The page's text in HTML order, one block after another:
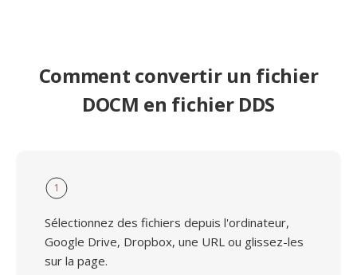
Comment convertir un fichier
DOCM en fichier DDS
1
Sélectionnez des fichiers depuis l'ordinateur,
Google Drive, Dropbox, une URL ou glissez-les
sur la page.